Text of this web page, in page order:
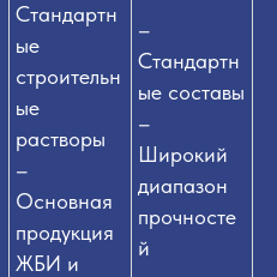
Стандартн
ые
строительн
ые
растворы
–
Основная
продукция
ЖБИ и
–
Стандартн
ые составы
–
Широкий
диапазон
прочносте
й